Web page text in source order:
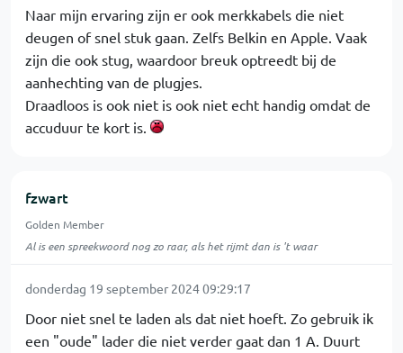
Naar mijn ervaring zijn er ook merkkabels die niet
deugen of snel stuk gaan. Zelfs Belkin en Apple. Vaak
zijn die ook stug, waardoor breuk optreedt bij de
aanhechting van de plugjes.
Draadloos is ook niet is ook niet echt handig omdat de
accuduur te kort is.
fzwart
Golden Member
Al is een spreekwoord nog zo raar, als het rijmt dan is 't waar
donderdag 19 september 2024 09:29:17
Door niet snel te laden als dat niet hoeft. Zo gebruik ik
een "oude" lader die niet verder gaat dan 1 A. Duurt